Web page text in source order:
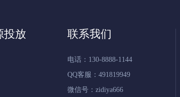
投放 联系我们
电话：130-8888-1144
QQ客服：491819949
微信号：zidiya666